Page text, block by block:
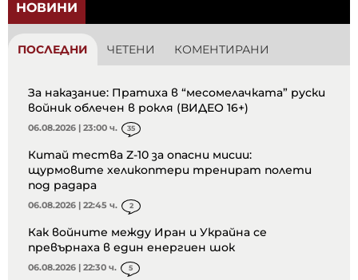
НОВИНИ
ПОСЛЕДНИ ЧЕТЕНИ КОМЕНТИРАНИ
За наказание: Пратиха в “месомелачката” руски
войник облечен в рокля (ВИДЕО 16+)
06.08.2026 | 23:00 ч. 35
Китай тества Z-10 за опасни мисии:
щурмовите хеликоптери тренират полети
под радара
06.08.2026 | 22:45 ч. 2
Как войните между Иран и Украйна се
превърнаха в един енергиен шок
06.08.2026 | 22:30 ч. 5